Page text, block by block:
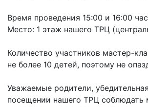
Время проведения 15:00 и 16:00
Место: 1 этаж нашего ТРЦ
Количество участников мастер-
не более 10 детей, поэтому не
Уважаемые родители,
посещении нашего ТРЦ соблюдать